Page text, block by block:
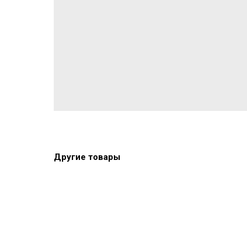
Другие товары